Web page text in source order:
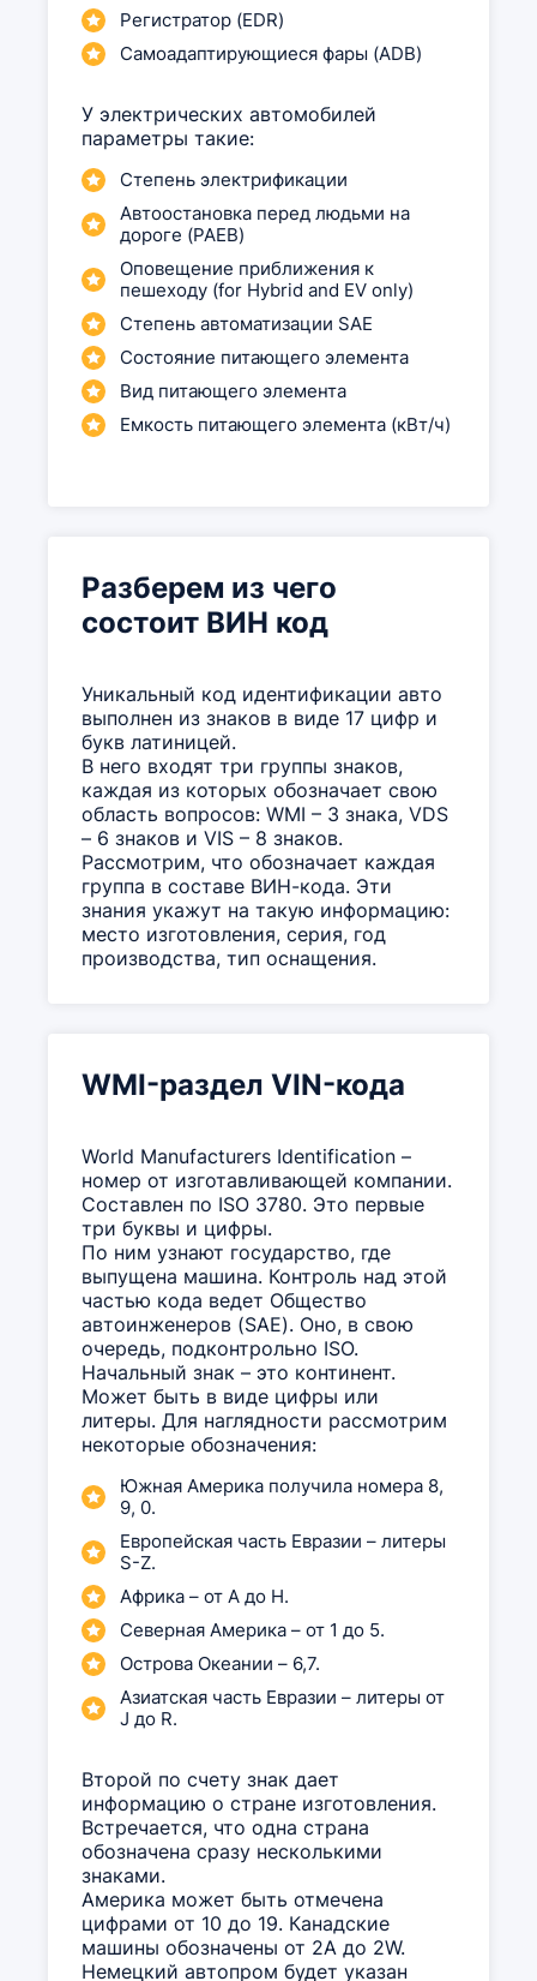
Регистратор (EDR)
Самоадаптирующиеся фары (ADB)
У электрических автомобилей
параметры такие:
Степень электрификации
Автоостановка перед людьми на
дороге (PAEB)
Оповещение приближения к
пешеходу (for Hybrid and EV only)
Степень автоматизации SAE
Состояние питающего элемента
Вид питающего элемента
Емкость питающего элемента (кВт/ч)
Разберем из чего
состоит ВИН код
Уникальный код идентификации авто
выполнен из знаков в виде 17 цифр и
букв латиницей.
В него входят три группы знаков,
каждая из которых обозначает свою
область вопросов: WMI – 3 знака, VDS
– 6 знаков и VIS – 8 знаков.
Рассмотрим, что обозначает каждая
группа в составе ВИН-кода. Эти
знания укажут на такую информацию:
место изготовления, серия, год
производства, тип оснащения.
WMI-раздел VIN-кода
World Manufacturers Identification –
номер от изготавливающей компании.
Составлен по ISO 3780. Это первые
три буквы и цифры.
По ним узнают государство, где
выпущена машина. Контроль над этой
частью кода ведет Общество
автоинженеров (SAE). Оно, в свою
очередь, подконтрольно ISO.
Начальный знак – это континент.
Может быть в виде цифры или
литеры. Для наглядности рассмотрим
некоторые обозначения:
Южная Америка получила номера 8,
9, 0.
Европейская часть Евразии – литеры
S-Z.
Африка – от A до H.
Северная Америка – от 1 до 5.
Острова Океании – 6,7.
Азиатская часть Евразии – литеры от
J до R.
Второй по счету знак дает
информацию о стране изготовления.
Встречается, что одна страна
обозначена сразу несколькими
знаками.
Америка может быть отмечена
цифрами от 10 до 19. Канадские
машины обозначены от 2А до 2W.
Немецкий автопром будет указан